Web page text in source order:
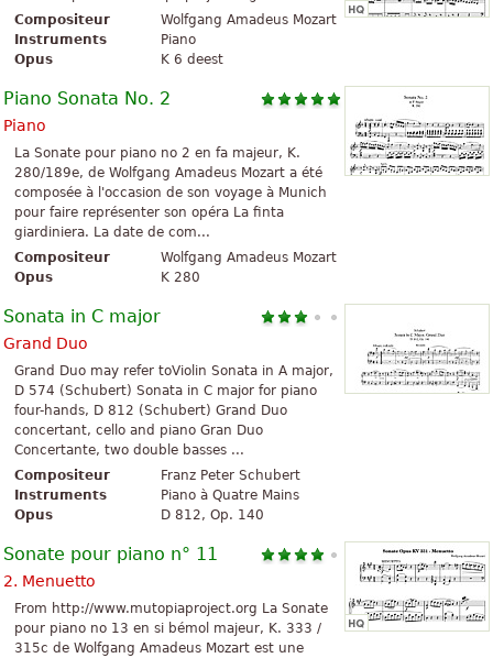
Compositeur
Wolfgang Amadeus Mozart
Instruments
Piano
Opus
K 6 deest
Piano Sonata No. 2
Piano
La Sonate pour piano no 2 en fa majeur, K.
280/189e, de Wolfgang Amadeus Mozart a été
composée à l'occasion de son voyage à Munich
pour faire représenter son opéra La finta
giardiniera. La date de com...
Compositeur
Wolfgang Amadeus Mozart
Opus
K 280
Sonata in C major
Grand Duo
Grand Duo may refer toViolin Sonata in A major,
D 574 (Schubert) Sonata in C major for piano
four-hands, D 812 (Schubert) Grand Duo
concertant, cello and piano Gran Duo
Concertante, two double basses ...
Compositeur
Franz Peter Schubert
Instruments
Piano à Quatre Mains
Opus
D 812, Op. 140
Sonate pour piano n° 11
2. Menuetto
From http://www.mutopiaproject.org La Sonate
pour piano no 13 en si bémol majeur, K. 333 /
315c de Wolfgang Amadeus Mozart est une